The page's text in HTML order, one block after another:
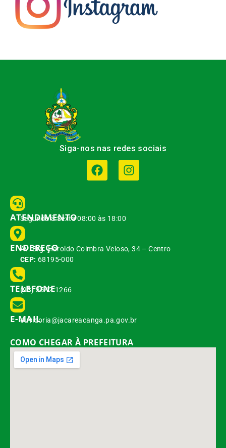
Siga-nos nas redes sociais
ATENDIMENTO
Segunda à Sexta 08:00 às 18:00
ENDEREÇO
Av. Brg. Haroldo Coimbra Veloso, 34 – Centro
CEP: 68195-000
TELEFONE
(93) 3542-1266
E-MAIL
ouvidoria@jacareacanga.pa.gov.br
COMO CHEGAR À PREFEITURA